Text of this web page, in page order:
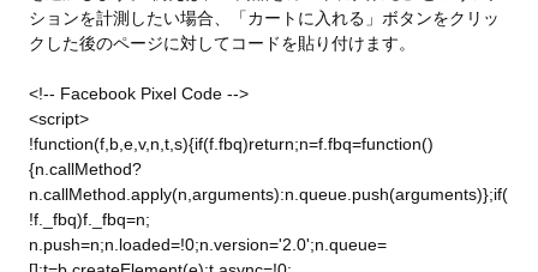
ションを計測したい場合、「カートに入れる」ボタンをクリッ
クした後のページに対してコードを貼り付けます。
<!-- Facebook Pixel Code -->
<script>
!function(f,b,e,v,n,t,s){if(f.fbq)return;n=f.fbq=function()
{n.callMethod?
n.callMethod.apply(n,arguments):n.queue.push(arguments)};if(
!f._fbq)f._fbq=n;
n.push=n;n.loaded=!0;n.version='2.0';n.queue=